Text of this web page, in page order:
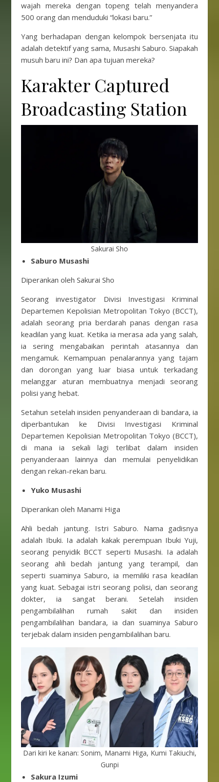
wajah mereka dengan topeng telah menyandera
500 orang dan menduduki “lokasi baru.”
Yang berhadapan dengan kelompok bersenjata itu
adalah detektif yang sama, Musashi Saburo. Siapakah
musuh baru ini? Dan apa tujuan mereka?
Karakter Captured
Broadcasting Station
Sakurai Sho
Saburo Musashi
Diperankan oleh Sakurai Sho
Seorang investigator Divisi Investigasi Kriminal
Departemen Kepolisian Metropolitan Tokyo (BCCT),
adalah seorang pria berdarah panas dengan rasa
keadilan yang kuat. Ketika ia merasa ada yang salah,
ia sering mengabaikan perintah atasannya dan
mengamuk. Kemampuan penalarannya yang tajam
dan dorongan yang luar biasa untuk terkadang
melanggar aturan membuatnya menjadi seorang
polisi yang hebat.
Setahun setelah insiden penyanderaan di bandara, ia
diperbantukan ke Divisi Investigasi Kriminal
Departemen Kepolisian Metropolitan Tokyo (BCCT),
di mana ia sekali lagi terlibat dalam insiden
penyanderaan lainnya dan memulai penyelidikan
dengan rekan-rekan baru.
Yuko Musashi
Diperankan oleh Manami Higa
Ahli bedah jantung. Istri Saburo. Nama gadisnya
adalah Ibuki. Ia adalah kakak perempuan Ibuki Yuji,
seorang penyidik ​​BCCT seperti Musashi. Ia adalah
seorang ahli bedah jantung yang terampil, dan
seperti suaminya Saburo, ia memiliki rasa keadilan
yang kuat. Sebagai istri seorang polisi, dan seorang
dokter, ia sangat berani. Setelah insiden
pengambilalihan rumah sakit dan insiden
pengambilalihan bandara, ia dan suaminya Saburo
terjebak dalam insiden pengambilalihan baru.
Dari kiri ke kanan: Sonim, Manami Higa, Kumi Takiuchi,
Gunpi
Sakura Izumi